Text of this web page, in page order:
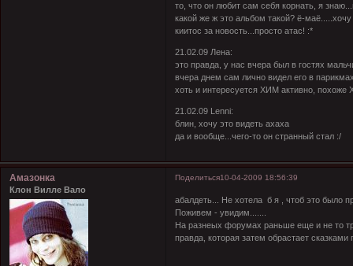
то, что он любит сам себя корнать, я
какой же ж это альбом такой? ё-
киитос за новость...просто атас! :*
21.02.09 Лена:
это правда, у нас вчера был в гостях
вчера днем сам лично видел его в
хоть и интересуется ХИМ активно, похоже
21.02.09 Lenni:
блин, хочу это видеть ахаха
да и вообще...чего-то он странный стал :/
Поделиться10-04-2009 18:56:39
Амазонка
Клон Вилле Вало
абалдеть... Не хотела б я , чтоб это было
Поживем - увидим.......
На разнеых форумах раньше еще и не то
правда, которая затем обрастает